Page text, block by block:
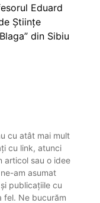
Eduard
Științe
din Sibiu
cu atât mai mult
cu link, atunci
articol sau o idee
am asumat
publicațiile cu
fel. Ne bucurăm